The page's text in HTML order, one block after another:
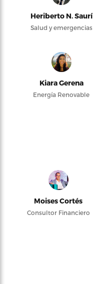
Heriberto N. Saurí
Salud y emergencias
Kiara Gerena
Energía Renovable
Moises Cortés
Consultor Financiero